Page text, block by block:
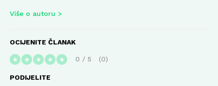
Više o autoru
OCIJENITE ČLANAK
★ ★ ★ ★ ★ 0 / 5 0
PODIJELITE